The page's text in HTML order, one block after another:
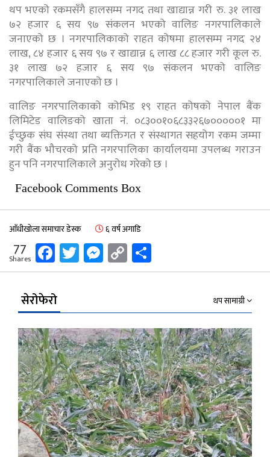
थप भएको रकमसँगै हालसम्म नगद तथा खाद्यान्न गरी रु. ३१ लाख
७२ हजार ६ सय ९७ संकलन भएको वालिङ नगरपालिकाले
जनाएको छ । नगरपालिकाको राहत कोषमा हालसम्म नगद २४
लाख, ८४ हजार ६ सय ९७ र खाद्यान्न ६ लाख ८८ हजार गरी कूल रु.
३१ लाख ७२ हजार ६ सय ९७ संकलन भएको वालिङ
नगरपालिकाले जनाएको छ ।
वालिङ नगरपालिकाको कोभिड १९ राहत कोषको नेपाल बैंक
लिमिटेड वालिङको खाता नं. ०८३००१०६८३३२६७०००००१ मा
ईच्छुक संघ संस्था तथा ब्यक्तिगत र संस्थागत सहयोग रकम जम्मा
गरी बैंक भौचरको प्रति नगरपालिका कार्यालयमा उपलब्ध गराउन
हुन पनि नगरपालिकाले अनुरोध गरेको छ ।
Facebook Comments Box
आँधीखोला समाचार डेस्क ६ वर्ष अगाडि
77
Shares Facebook
Twitter
Messenger
Copy
Link
सेरोफेरो थप सामाग्री